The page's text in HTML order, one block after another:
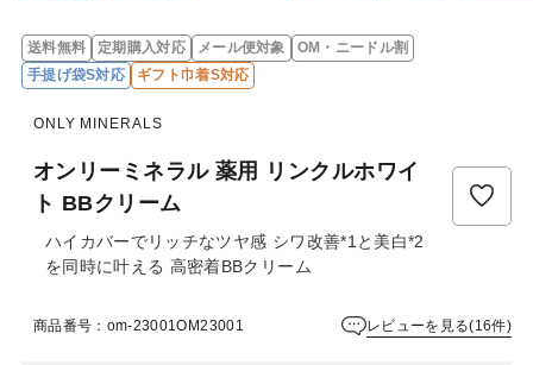
送料無料 定期購入対応 メール便対象
OM・ニードル割
手提げ袋S対応
ギフト巾着S対応
ONLY MINERALS
オンリーミネラル 薬用 リンクルホワイ
ト BBクリーム
ハイカバーでリッチなツヤ感 シワ改善*1と美白*2
を同時に叶える 高密着BBクリーム
商品番号：om-23001OM23001 レビューを見る(16件)